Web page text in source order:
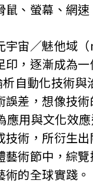
鼠、螢幕、網
宙／魅他域
，逐漸成為
自動化技術與
差，想像技
用與文化效
術，所衍生
術節中，綜
的全球實踐。